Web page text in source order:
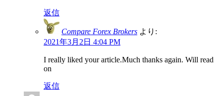
返信
Compare Forex Brokers より:
2021年3月2日 4:04 PM
I really liked your article.Much thanks again. Will read
on
返信